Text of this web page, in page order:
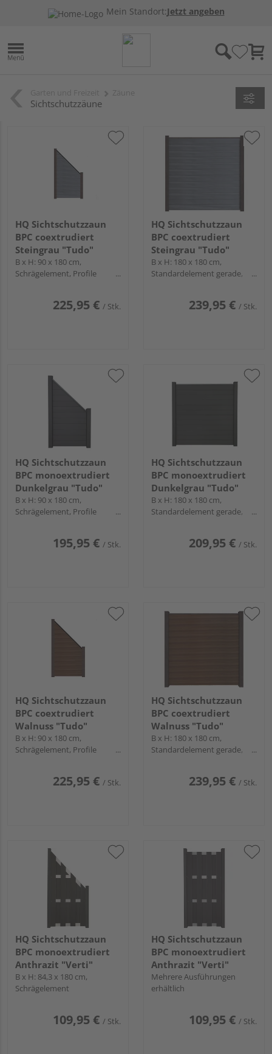
Mein Standort:Jetzt angeben
Sichtschutzzäune
HQ Sichtschutzzaun
BPC coextrudiert
Steingrau "Tudo"
B x H: 90 x 180 cm,
Schrägelement, Profile
225,95 € / Stk.
HQ Sichtschutzzaun
BPC coextrudiert
Steingrau "Tudo"
B x H: 180 x 180 cm,
Standardelement gerade,
239,95 € / Stk.
HQ Sichtschutzzaun
BPC monoextrudiert
Dunkelgrau "Tudo"
B x H: 90 x 180 cm,
Schrägelement, Profile
195,95 € / Stk.
HQ Sichtschutzzaun
BPC monoextrudiert
Dunkelgrau "Tudo"
B x H: 180 x 180 cm,
Standardelement gerade,
209,95 € / Stk.
HQ Sichtschutzzaun
BPC coextrudiert
Walnuss "Tudo"
B x H: 90 x 180 cm,
Schrägelement, Profile
225,95 € / Stk.
HQ Sichtschutzzaun
BPC coextrudiert
Walnuss "Tudo"
B x H: 180 x 180 cm,
Standardelement gerade,
239,95 € / Stk.
HQ Sichtschutzzaun
BPC monoextrudiert
Anthrazit "Verti"
B x H: 84,3 x 180 cm,
Schrägelement
109,95 € / Stk.
HQ Sichtschutzzaun
BPC monoextrudiert
Anthrazit "Verti"
Mehrere Ausführungen
erhältlich
109,95 € / Stk.